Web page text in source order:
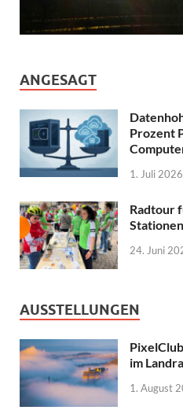
ANGESAGT
Prozent
1. Juli 2026
Radtour
24. Juni
AUSSTELLUNGEN
im
1. August